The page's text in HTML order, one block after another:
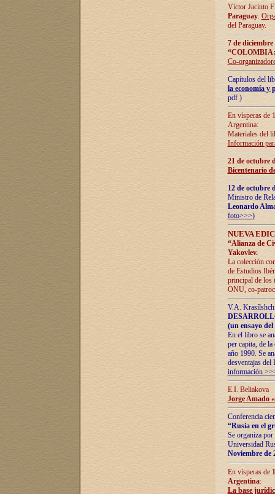
Víctor Jacinto
Paraguay.
del Paraguay.
7 de
Co-
Capítulos del
la economía y
pdf )
En vísperas de
Argentina:
Materiales del
Información
21 de octubre
Bicentenario
12 de octubre
Ministro de
Leonardo
foto>>>)
NUEVA
“Alianza de
Yakovlev.
La colección
de Estudios
principal de los
ONU, co-
V.A.
(un ensayo
En el libro se
per capita, de
año 1990. Se
desventajas
información
E.I. Beliakova
Jorge Amado
Conferencia
“Rusia en el
Se organiza
Universidad
Noviembre de
En vísperas de
Argentina:
La base